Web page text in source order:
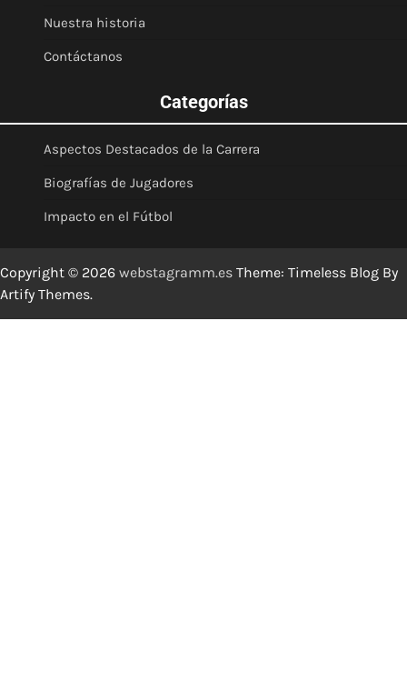
Nuestra historia
Contáctanos
Categorías
Aspectos Destacados de la Carrera
Biografías de Jugadores
Impacto en el Fútbol
Copyright © 2026 webstagramm.es Theme: Timeless Blog By
Artify Themes.